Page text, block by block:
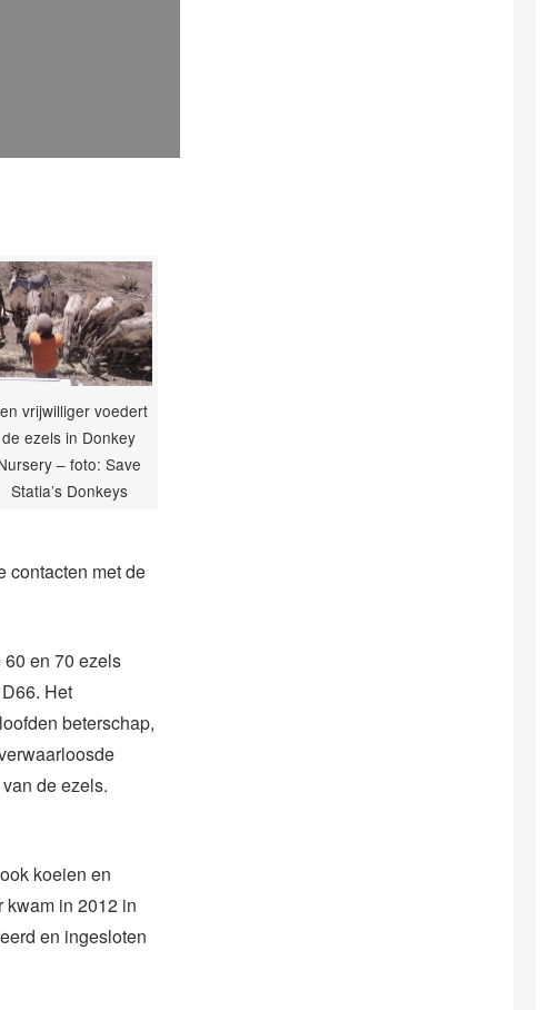
vrijwilliger voedert
de ezels in Donkey
– foto: Save
Statia’s Donkeys
contacten met de
en 70 ezels
Het
beterschap,
de ezels.
koeien en
kwam in 2012 in
en ingesloten